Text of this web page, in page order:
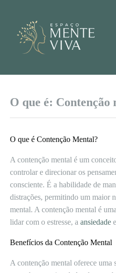
conteúdo
O que é: Contenção
O que é Contenção Mental?
A contenção mental é um
controlar e direcionar os
consciente. É a habilidade de
distrações, permitindo um maior
mental. A contenção mental é
lidar com o estresse, a ansiedade
Benefícios da Contenção Mental
A contenção mental oferece uma